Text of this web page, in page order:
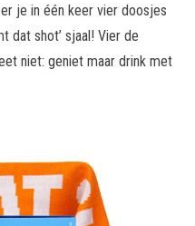
je in één keer vier doosjes
dat shot’ sjaal! Vier de
niet: geniet maar drink met